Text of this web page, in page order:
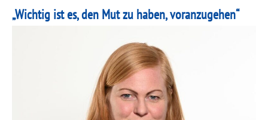
„Wichtig ist es, den Mut zu haben, voranzugehen“